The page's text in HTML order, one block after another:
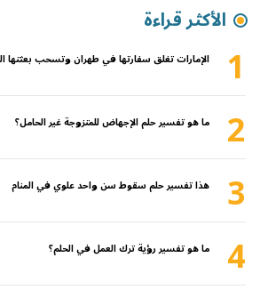
الأكثر قراءة
1 الإمارات تغلق سفارتها في طهران وتسحب بعثتها
2 ما هو تفسير حلم الإجهاض للمتزوجة غير الحامل؟
3 هذا تفسير حلم سقوط سن واحد علوي في المنام
4 ما هو تفسير رؤية ترك العمل في الحلم؟